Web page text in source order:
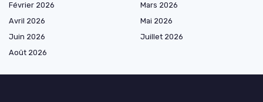
Février 2026
Mars 2026
Avril 2026
Mai 2026
Juin 2026
Juillet 2026
Août 2026